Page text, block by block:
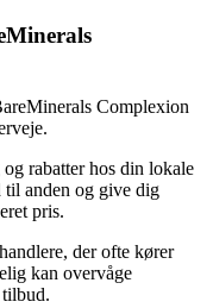
Complexion
rabatter hos din lokale
anden og give dig
pris.
der ofte kører
kan overvåge